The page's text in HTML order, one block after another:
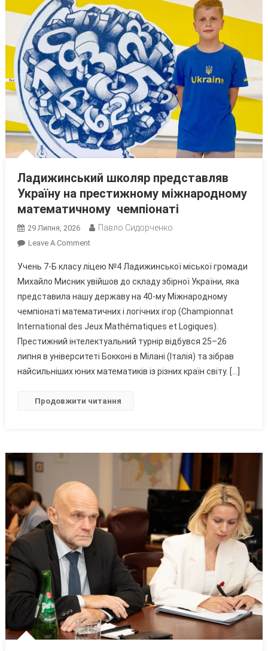
Ладижинський школяр представляв
Україну на престижному міжнародному
математичному чемпіонаті
29 Липня, 2026 Павло Сидорченко
Leave A CommentOn
Школяр
Представляв
Україну
На
Престижному
Міжнародному
Математичному
Учень 7-Б класу ліцею №4 Ладижинської міської громади
Михайло Мисник увійшов до складу збірної України, яка
представила нашу державу на 40-му Міжнародному
чемпіонаті математичних і логічних ігор (Championnat
International des Jeux Mathématiques et Logiques).
Престижний інтелектуальний турнір відбувся 25–26
липня в університеті Бокконі в Мілані (Італія) та зібрав
найсильніших юних математиків із різних країн світу. […]
Продовжити читання